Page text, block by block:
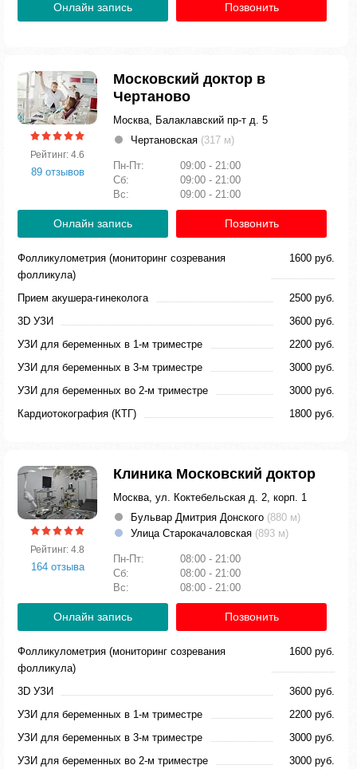
Онлайн запись Позвонить
Рейтинг: 4.6
89 отзывов
Московский доктор в
Чертаново
Москва, Балаклавский пр-т д. 5
Чертановская (317 м)
Пн-Пт:
09:00 - 21:00
Сб:
09:00 - 21:00
Вс:
09:00 - 21:00
Онлайн запись Позвонить
Фолликулометрия (мониторинг созревания
фолликула)
1600 руб.
Прием акушера-гинеколога
2500 руб.
3D УЗИ
3600 руб.
УЗИ для беременных в 1-м триместре
2200 руб.
УЗИ для беременных в 3-м триместре
3000 руб.
УЗИ для беременных во 2-м триместре
3000 руб.
Кардиотокография (КТГ)
1800 руб.
Рейтинг: 4.8
164 отзыва
Клиника Московский доктор
Москва, ул. Коктебельская д. 2, корп. 1
Бульвар Дмитрия Донского (880 м)
Улица Старокачаловская (893 м)
Пн-Пт:
08:00 - 21:00
Сб:
08:00 - 21:00
Вс:
08:00 - 21:00
Онлайн запись Позвонить
Фолликулометрия (мониторинг созревания
фолликула)
1600 руб.
3D УЗИ
3600 руб.
УЗИ для беременных в 1-м триместре
2200 руб.
УЗИ для беременных в 3-м триместре
3000 руб.
УЗИ для беременных во 2-м триместре
3000 руб.